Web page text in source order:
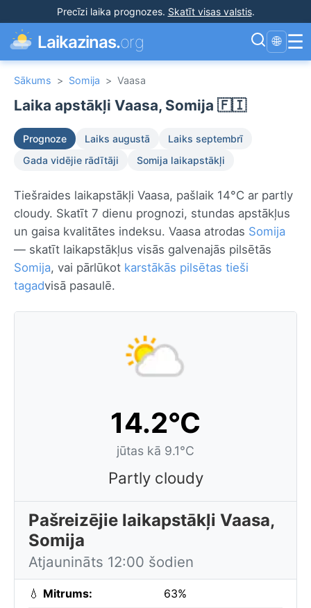
Precīzi laika prognozes. Skatīt visas valstis.
Laikazinas.org 🌐 ☰
Sākums > Somija > Vaasa
Laika apstākļi Vaasa, Somija 🇫🇮
Prognoze Laiks augustā
Laiks septembrī
Gada vidējie rādītāji
Somija laikapstākļi
Tiešraides laikapstākļi Vaasa, pašlaik 14°C ar partly
cloudy. Skatīt 7 dienu prognozi, stundas apstākļus
un gaisa kvalitātes indeksu. Vaasa atrodas Somija
— skatīt laikapstākļus visās galvenajās pilsētās
Somija, vai pārlūkot karstākās pilsētas tieši
tagadvisā pasaulē.
14.2°C
jūtas kā 9.1°C
Partly cloudy
Pašreizējie laikapstākļi Vaasa,
Somija
Atjaunināts 12:00 šodien
💧 Mitrums: 63%